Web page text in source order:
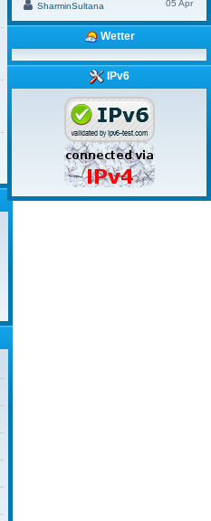
SharminSultana
05 Apr
Wetter
IPv6